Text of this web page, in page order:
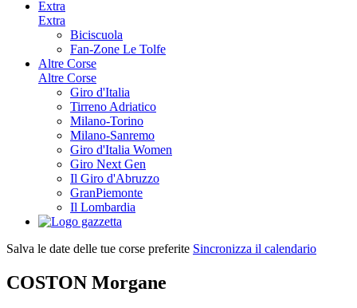
Extra
Extra
Biciscuola
Fan-Zone Le Tolfe
Altre Corse
Altre Corse
Giro d'Italia
Tirreno Adriatico
Milano-Torino
Milano-Sanremo
Giro d'Italia Women
Giro Next Gen
Il Giro d'Abruzzo
GranPiemonte
Il Lombardia
Salva le date delle tue corse preferite Sincronizza il calendario
COSTON Morgane